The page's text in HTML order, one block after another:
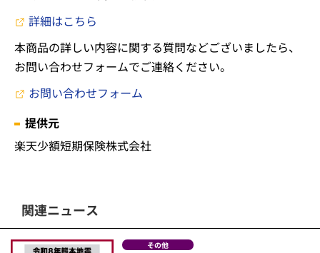
詳細はこちら
本商品の詳しい内容に関する質問などございましたら、
お問い合わせフォームでご連絡ください。
お問い合わせフォーム
提供元
楽天少額短期保険株式会社
関連ニュース
その他